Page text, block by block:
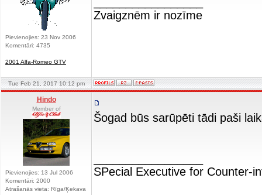
Pievienojies: 23 Nov 2006
Komentāri: 4735
2001 Alfa-Romeo GTV
Zvaigznēm ir nozīme
Tue Feb 21, 2017 10:12 pm
Hindo
Member of
Pievienojies: 13 Jul 2006
Komentāri: 2000
Atrašanās vieta: Rīga/Ķekava
Šogad būs sarūpēti tādi paši
SPecial Executive for Counter-